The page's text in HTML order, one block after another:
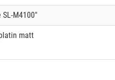
SL-M4100"
matt